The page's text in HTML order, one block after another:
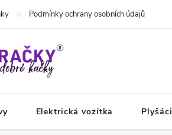
Podmínky ochrany osobních údajů
Elektrická vozítka Plyšáci